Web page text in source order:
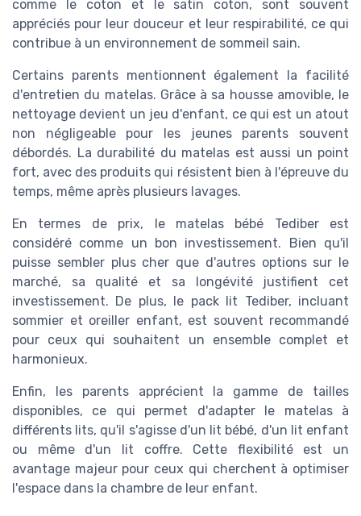
comme le coton et le satin coton, sont souvent
appréciés pour leur douceur et leur respirabilité, ce qui
contribue à un environnement de sommeil sain.
Certains parents mentionnent également la facilité
d'entretien du matelas. Grâce à sa housse amovible, le
nettoyage devient un jeu d'enfant, ce qui est un atout
non négligeable pour les jeunes parents souvent
débordés. La durabilité du matelas est aussi un point
fort, avec des produits qui résistent bien à l'épreuve du
temps, même après plusieurs lavages.
En termes de prix, le matelas bébé Tediber est
considéré comme un bon investissement. Bien qu'il
puisse sembler plus cher que d'autres options sur le
marché, sa qualité et sa longévité justifient cet
investissement. De plus, le pack lit Tediber, incluant
sommier et oreiller enfant, est souvent recommandé
pour ceux qui souhaitent un ensemble complet et
harmonieux.
Enfin, les parents apprécient la gamme de tailles
disponibles, ce qui permet d'adapter le matelas à
différents lits, qu'il s'agisse d'un lit bébé, d'un lit enfant
ou même d'un lit coffre. Cette flexibilité est un
avantage majeur pour ceux qui cherchent à optimiser
l'espace dans la chambre de leur enfant.